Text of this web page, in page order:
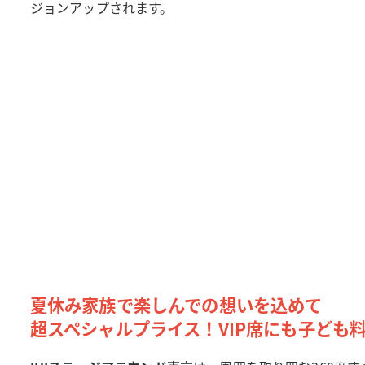
ジョンアップされます。
夏休み家族で楽しんでの想いを込めて
超スペシャルプライス！VIP席にも子ども